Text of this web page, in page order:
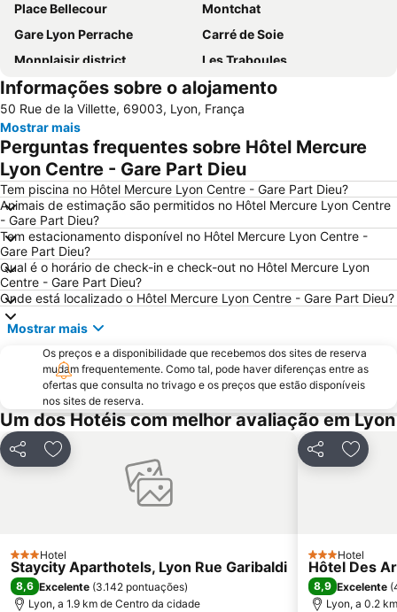
Place Bellecour
Montchat
Gare Lyon Perrache
Carré de Soie
Monplaisir district
Les Traboules
Mercado de Natal
Mermoz
Vaise
Centre Commercial la Part-Dieu
Confluence
Hôtel de ville de Lyon
Basilica of Notre-Dame de Fourvière
OL Store Lyon Centre
Bellecombe
Les Brotteaux
Part-Dieu Quarter
Perrache
Serin
Musée des Confluences
Le Point-du-Jour
Stade de Gerland
Sanctuaire d'Ars
Cité médiévale de Pérouges
Informações sobre o alojamento
50 Rue de la Villette, 69003, Lyon, França
Mostrar mais
Perguntas frequentes sobre Hôtel Mercure
Lyon Centre - Gare Part Dieu
Tem piscina no Hôtel Mercure Lyon Centre - Gare Part Dieu?
Animais de estimação são permitidos no Hôtel Mercure Lyon Centre
- Gare Part Dieu?
Tem estacionamento disponível no Hôtel Mercure Lyon Centre -
Gare Part Dieu?
Qual é o horário de check-in e check-out no Hôtel Mercure Lyon
Centre - Gare Part Dieu?
Onde está localizado o Hôtel Mercure Lyon Centre - Gare Part Dieu?
Mostrar mais
Os preços e a disponibilidade que recebemos dos sites de reserva
mudam frequentemente. Como tal, pode haver diferenças entre as
ofertas que consulta no trivago e os preços que estão disponíveis
nos sites de reserva.
Um dos Hotéis com melhor avaliação em Lyon
PartilharAdicionar aos favoritos
3 Estrelas
Hotel
Staycity Aparthotels, Lyon Rue Garibaldi
8,6 Excelente (3.142 pontuações)
Lyon, a 1.9 km de Centro da cidade
Partilhar
3 Estrelas
Hotel
Hôtel Des
8,9 Excelente (
Lyon, a 0.2